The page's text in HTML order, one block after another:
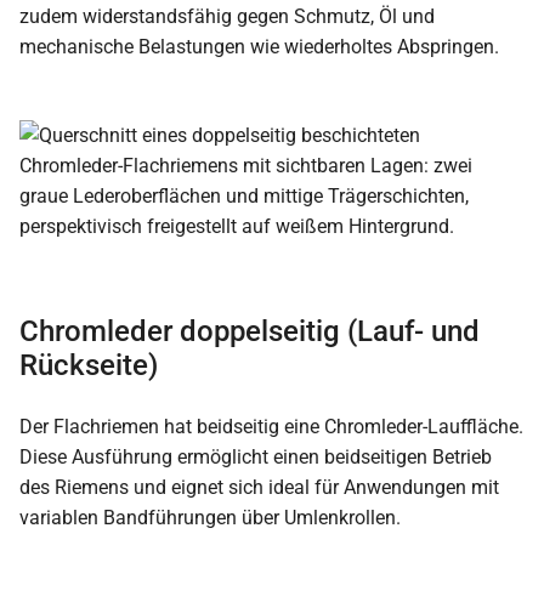
zudem widerstandsfähig gegen Schmutz, Öl und
mechanische Belastungen wie wiederholtes Abspringen.
Chromleder doppelseitig (Lauf- und
Rückseite)
Der Flachriemen hat beidseitig eine Chromleder-Lauffläche.
Diese Ausführung ermöglicht einen beidseitigen Betrieb
des Riemens und eignet sich ideal für Anwendungen mit
variablen Bandführungen über Umlenkrollen.